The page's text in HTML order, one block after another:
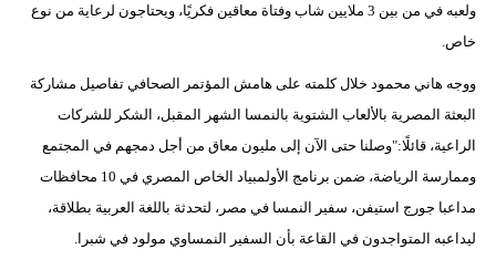
ولعبه في من بين 3 ملايين شاب وفتاة معاقين فكريًا، ويحتاجون لرعاية من نوع
خاص.
ووجه هاني محمود خلال كلمته على هامش المؤتمر الصحافي تفاصيل مشاركة
البعثة المصرية بالألعاب الشتوية بالنمسا الشهر المقبل، الشكر للشركات
الراعية، قائلًا:"وصلنا حتى الآن إلى مليون معاق من أجل دمجهم في المجتمع
وممارسة الرياضة، ضمن برنامج الأولمبياد الخاص المصري في 10 محافظات
مداعبا جورج استيفن، سفير النمسا في مصر، لتحدثة باللغة العربية بطلاقة،
ليداعبه المتواجدون في القاعة بأن السفير النمساوي مولود في شبرا.